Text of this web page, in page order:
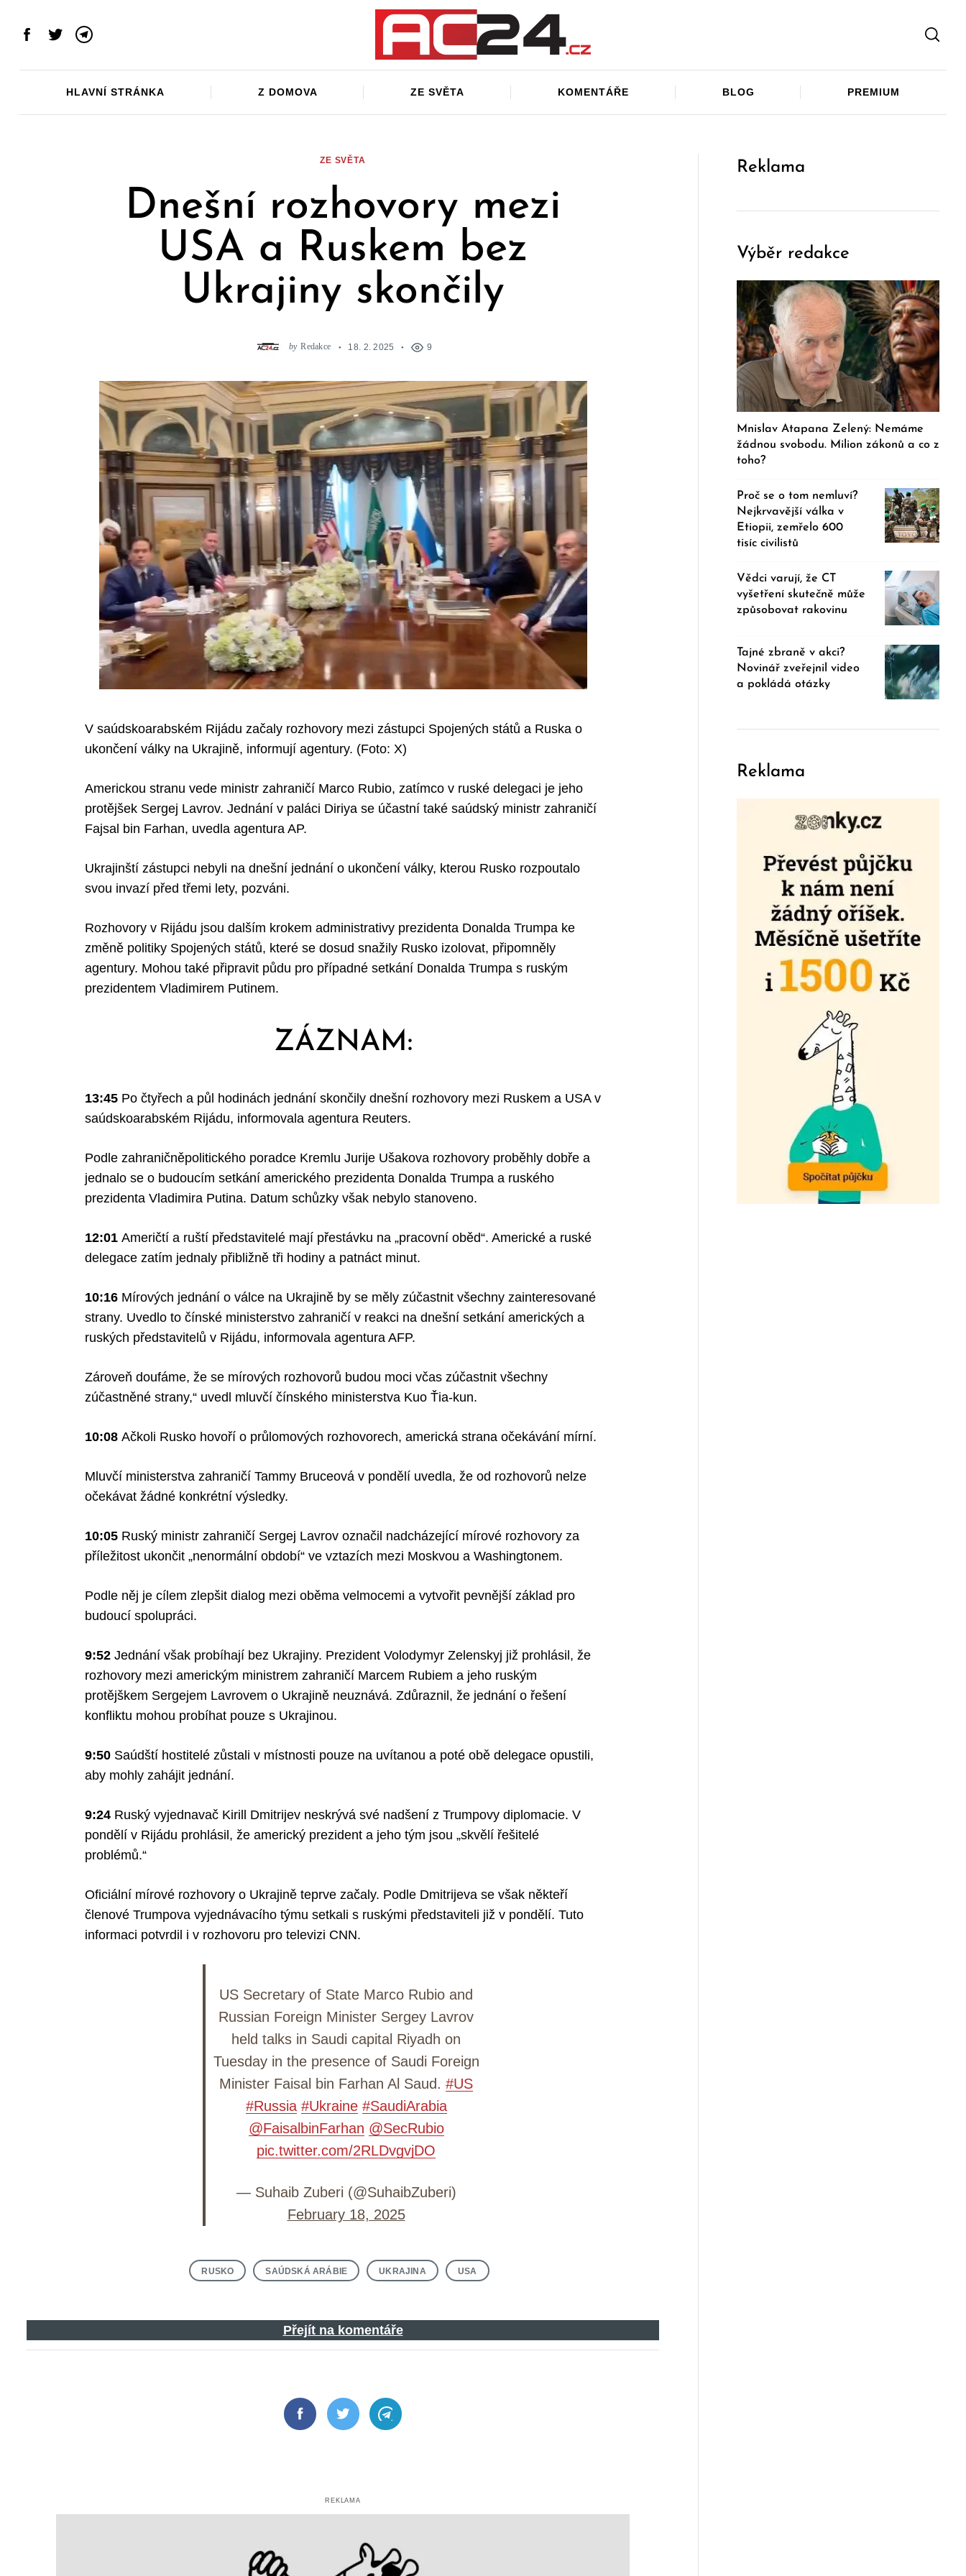
Facebook
TwitterTelegram
HLAVNÍ STRÁNKA Z DOMOVA ZE SVĚTA KOMENTÁŘE BLOG PREMIUM
ZE SVĚTA
Dnešní rozhovory mezi
USA a Ruskem bez
Ukrajiny skončily
by Redakce 18. 2. 2025 9
V saúdskoarabském Rijádu začaly rozhovory mezi zástupci Spojených států a Ruska o
ukončení války na Ukrajině, informují agentury. (Foto: X)
Americkou stranu vede ministr zahraničí Marco Rubio, zatímco v ruské delegaci je jeho
protějšek Sergej Lavrov. Jednání v paláci Diriya se účastní také saúdský ministr zahraničí
Fajsal bin Farhan, uvedla agentura AP.
Ukrajinští zástupci nebyli na dnešní jednání o ukončení války, kterou Rusko rozpoutalo
svou invazí před třemi lety, pozváni.
Rozhovory v Rijádu jsou dalším krokem administrativy prezidenta Donalda Trumpa ke
změně politiky Spojených států, které se dosud snažily Rusko izolovat, připomněly
agentury. Mohou také připravit půdu pro případné setkání Donalda Trumpa s ruským
prezidentem Vladimirem Putinem.
ZÁZNAM:
13:45Po čtyřech a půl hodinách jednání skončily dnešní rozhovory mezi Ruskem a USA v
saúdskoarabském Rijádu, informovala agentura Reuters.
Podle zahraničněpolitického poradce Kremlu Jurije Ušakova rozhovory proběhly dobře a
jednalo se o budoucím setkání amerického prezidenta Donalda Trumpa a ruského
prezidenta Vladimira Putina. Datum schůzky však nebylo stanoveno.
12:01 Američtí a ruští představitelé mají přestávku na „pracovní oběd“. Americké a ruské
delegace zatím jednaly přibližně tři hodiny a patnáct minut.
10:16 Mírových jednání o válce na Ukrajině by se měly zúčastnit všechny zainteresované
strany. Uvedlo to čínské ministerstvo zahraničí v reakci na dnešní setkání amerických a
ruských představitelů v Rijádu, informovala agentura AFP.
Zároveň doufáme, že se mírových rozhovorů budou moci včas zúčastnit všechny
zúčastněné strany,“ uvedl mluvčí čínského ministerstva Kuo Ťia-kun.
10:08 Ačkoli Rusko hovoří o průlomových rozhovorech, americká strana očekávání mírní.
Mluvčí ministerstva zahraničí Tammy Bruceová v pondělí uvedla, že od rozhovorů nelze
očekávat žádné konkrétní výsledky.
10:05 Ruský ministr zahraničí Sergej Lavrov označil nadcházející mírové rozhovory za
příležitost ukončit „nenormální období“ ve vztazích mezi Moskvou a Washingtonem.
Podle něj je cílem zlepšit dialog mezi oběma velmocemi a vytvořit pevnější základ pro
budoucí spolupráci.
9:52Jednání však probíhají bez Ukrajiny. Prezident Volodymyr Zelenskyj již prohlásil, že
rozhovory mezi americkým ministrem zahraničí Marcem Rubiem a jeho ruským
protějškem Sergejem Lavrovem o Ukrajině neuznává. Zdůraznil, že jednání o řešení
konfliktu mohou probíhat pouze s Ukrajinou.
9:50 Saúdští hostitelé zůstali v místnosti pouze na uvítanou a poté obě delegace opustili,
aby mohly zahájit jednání.
9:24Ruský vyjednavač Kirill Dmitrijev neskrývá své nadšení z Trumpovy diplomacie. V
pondělí v Rijádu prohlásil, že americký prezident a jeho tým jsou „skvělí řešitelé
problémů.“
Oficiální mírové rozhovory o Ukrajině teprve začaly. Podle Dmitrijeva se však někteří
členové Trumpova vyjednávacího týmu setkali s ruskými představiteli již v pondělí. Tuto
informaci potvrdil i v rozhovoru pro televizi CNN.
US Secretary of State Marco Rubio and
Russian Foreign Minister Sergey Lavrov
held talks in Saudi capital Riyadh on
Tuesday in the presence of Saudi Foreign
Minister Faisal bin Farhan Al Saud. #US
#Russia #Ukraine #SaudiArabia
@FaisalbinFarhan @SecRubio
pic.twitter.com/2RLDvgvjDO
— Suhaib Zuberi (@SuhaibZuberi)
February 18, 2025
RUSKO SAÚDSKÁ ARÁBIE UKRAJINA USA
Přejít na komentáře
FacebookTwitter Telegram
REKLAMA
Reklama
Výběr redakce
Mnislav Atapana Zelený: Nemáme
žádnou svobodu. Milion zákonů a co z
toho?
Proč se o tom nemluví?
Nejkrvavější válka v
Etiopii, zemřelo 600
tisíc civilistů
Vědci varují, že CT
vyšetření skutečně může
způsobovat rakovinu
Tajné zbraně v akci?
Novinář zveřejnil video
a pokládá otázky
Reklama